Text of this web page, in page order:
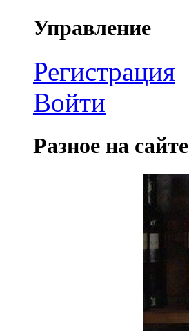
Управление
Регистрация
Войти
Разное на сайте